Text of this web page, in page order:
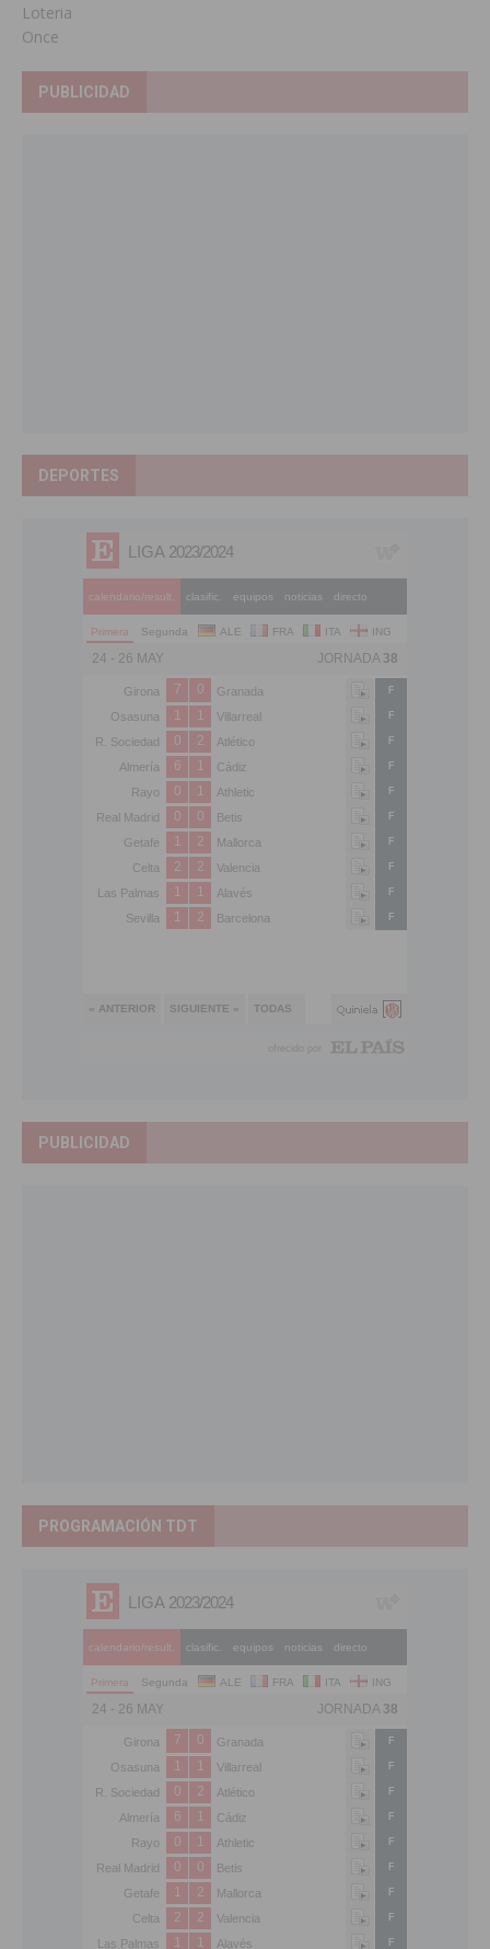
Loteria
Once
PUBLICIDAD
DEPORTES
PUBLICIDAD
PROGRAMACIÓN TDT